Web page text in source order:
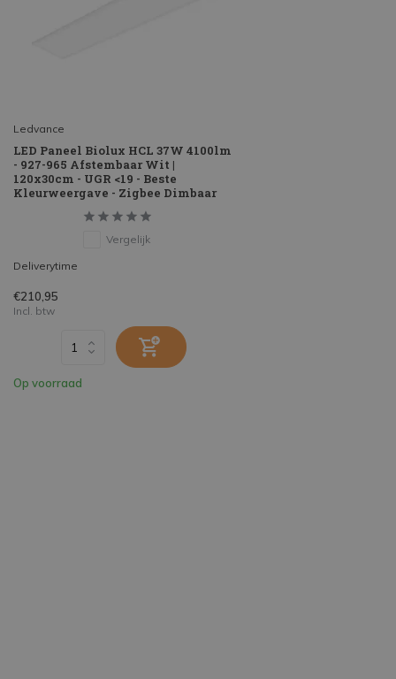
Ledvance
LED Paneel Biolux HCL 37W 4100lm
- 927-965 Afstembaar Wit |
120x30cm - UGR <19 - Beste
Kleurweergave - Zigbee Dimbaar
Vergelijk
Deliverytime
€210,95
Incl. btw
Op voorraad